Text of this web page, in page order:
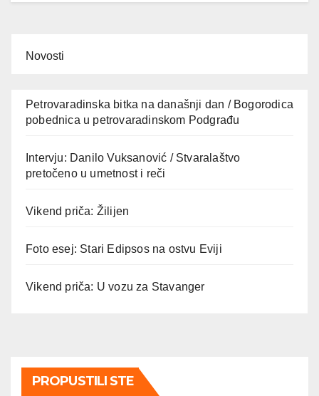
Novosti
Petrovaradinska bitka na današnji dan / Bogorodica
pobednica u petrovaradinskom Podgrađu
Intervju: Danilo Vuksanović / Stvaralaštvo
pretočeno u umetnost i reči
Vikend priča: Žilijen
Foto esej: Stari Edipsos na ostvu Eviji
Vikend priča: U vozu za Stavanger
PROPUSTILI STE